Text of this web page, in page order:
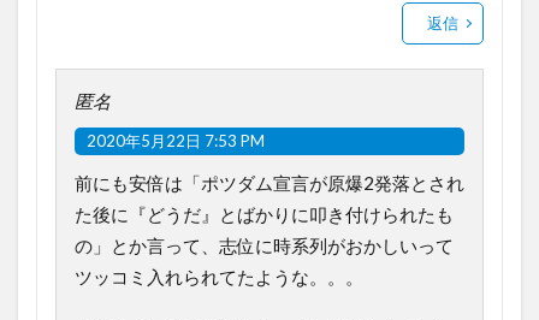
返信
匿名
2020年5月22日 7:53 PM
前にも安倍は「ポツダム宣言が原爆2発落とされ
た後に『どうだ』とばかりに叩き付けられたも
の」とか言って、志位に時系列がおかしいって
ツッコミ入れられてたような。。。